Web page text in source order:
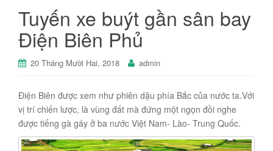
Tuyến xe buýt gần sân bay
Điện Biên Phủ
20 Tháng Mười Hai, 2018 admin
Điện Biên được xem như phiên dậu phía Bắc của nước ta.Với
vị trí chiến lược, là vùng đất mà đứng một ngọn đồi nghe
được tiếng gà gáy ở ba nước Việt Nam- Lào- Trung Quốc.